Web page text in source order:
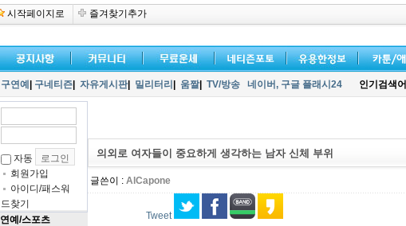
시작페이지로 즐겨찾기추가
구연예 구네티즌 자유게시판| 밀리터리 움짤| TV/방송 네이버, 구글 플래시24 인기검색어
자동
회원가입
아이디/패스워
드찾기
연예/스포츠
의외로 여자들이 중요하게 생각하는 남자 신체 부위
글쓴이 : AlCapone
Tweet